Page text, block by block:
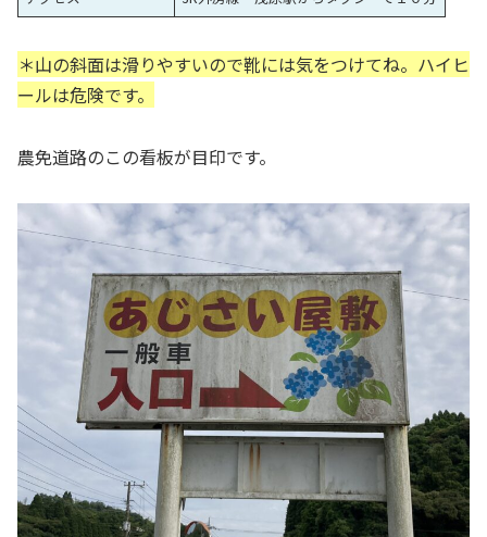
＊山の斜面は滑りやすいので靴には気をつけてね。ハイヒ
ールは危険です。
農免道路のこの看板が目印です。